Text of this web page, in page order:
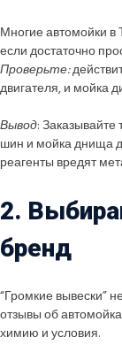
Многие автомойки
если достаточно
Проверьте:
двигателя, и мойка
Вывод:
шин и мойка днища
реагенты вредят
2.
бренд
“Громкие вывески”
отзывы об
химию и условия.